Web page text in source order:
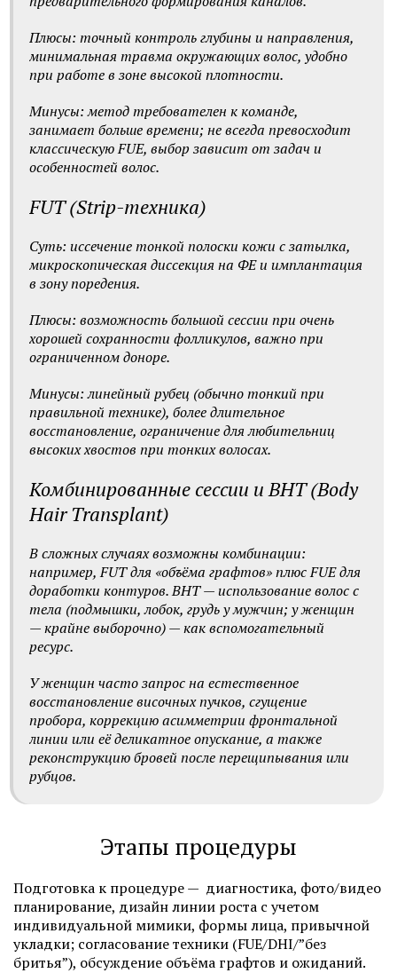
Плюсы: точный контроль глубины и направления,
минимальная травма окружающих волос, удобно
при работе в зоне высокой плотности.
Минусы: метод требователен к команде,
занимает больше времени; не всегда превосходит
классическую FUE, выбор зависит от задач и
особенностей волос.
FUT (Strip-техника)
Суть: иссечение тонкой полоски кожи с затылка,
микроскопическая диссекция на ФЕ и имплантация
в зону поредения.
Плюсы: возможность большой сессии при очень
хорошей сохранности фолликулов, важно при
ограниченном доноре.
Минусы: линейный рубец (обычно тонкий при
правильной технике), более длительное
восстановление, ограничение для любительниц
высоких хвостов при тонких волосах.
Комбинированные сессии и BHT (Body
Hair Transplant)
В сложных случаях возможны комбинации:
например, FUT для «объёма графтов» плюс FUE для
доработки контуров. BHT — использование волос с
тела (подмышки, лобок, грудь у мужчин; у женщин
— крайне выборочно) — как вспомогательный
ресурс.
У женщин часто запрос на естественное
восстановление височных пучков, сгущение
пробора, коррекцию асимметрии фронтальной
линии или её деликатное опускание, а также
реконструкцию бровей после перещипывания или
рубцов.
Этапы процедуры
Подготовка к процедуре — диагностика, фото/видео
планирование, дизайн линии роста с учетом
индивидуальной мимики, формы лица, привычной
укладки; согласование техники (FUE/DHI/”без
бритья”), обсуждение объёма графтов и ожиданий.